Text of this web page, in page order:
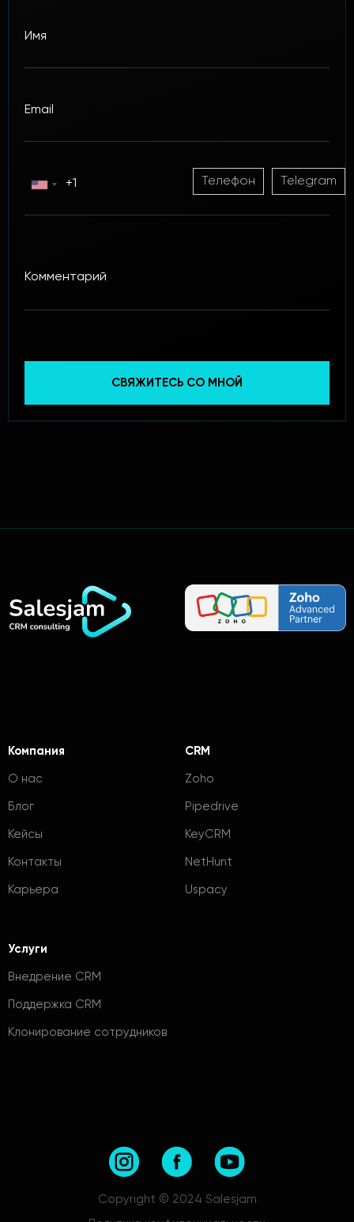
Телефон Telegram
Компания
О нас
Блог
Кейсы
Контакты
Карьера
CRM
Zoho
Pipedrive
KeyCRM
NetHunt
Uspacy
Услуги
Внедрение CRM
Поддержка CRM
Клонирование сотрудников
Copyright © 2024 Salesjam